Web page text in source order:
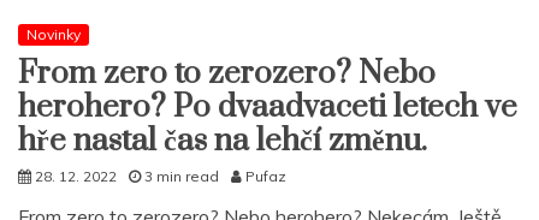
Novinky
From zero to zerozero? Nebo
herohero? Po dvaadvaceti letech ve
hře nastal čas na lehčí změnu.
28. 12. 2022 3 min read Pufaz